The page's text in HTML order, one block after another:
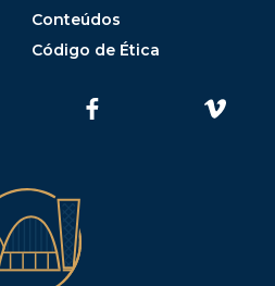
Conteúdos
Código de Ética